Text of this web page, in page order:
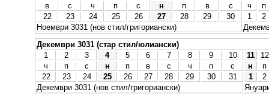
в
с ч п с н п в с ч
п
22
23 24 25 26 27 28 29 30 1
2
Ноември 3031 (нов стил/григориански)
Декември 3031 (стар стил/юлиански)
1
2 3 4 5 6 7 8 9 10 11
12
ч
п с н п в с ч п с н
п
22
23 24 25 26 27 28 29 30 31 1
2
Декември 3031 (нов стил/григориански)